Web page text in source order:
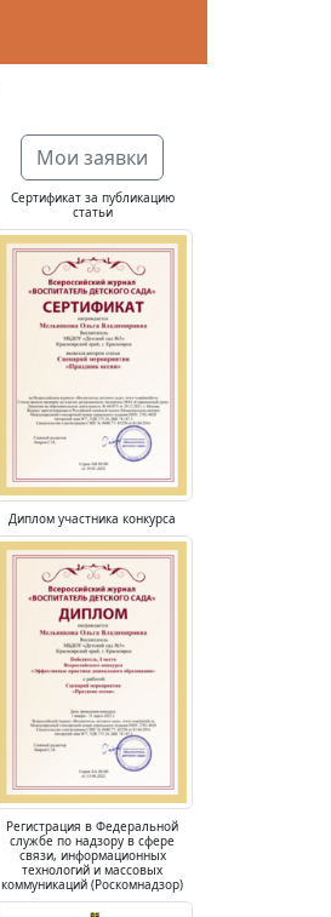
Мои заявки
Сертификат за публикацию
статьи
Диплом участника конкурса
Регистрация в Федеральной
службе по надзору в сфере
связи, информационных
технологий и массовых
коммуникаций (Роскомнадзор)